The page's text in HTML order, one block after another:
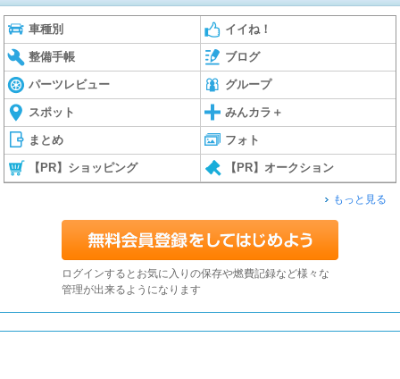
車種別 イイね！
整備手帳 ブログ
パーツレビュー グループ
スポット みんカラ＋
まとめ フォト
【PR】ショッピング 【PR】オークション
もっと見る
ログインするとお気に入りの保存や燃費記録など様々な
管理が出来るようになります